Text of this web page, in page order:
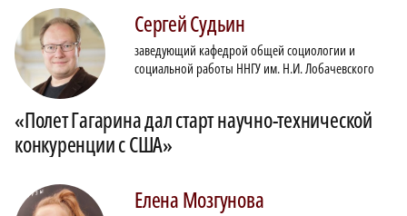
СергейСудьин
заведующий кафедрой общей социологии и
социальной работы ННГУ им. Н.И. Лобачевского
«Полет Гагарина дал старт научно-технической
конкуренции с США»
ЕленаМозгунова